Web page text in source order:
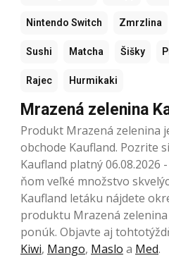
Nintendo Switch Zmrzlina
Sushi Matcha Šišky
Rajec Hurmikaki
Mrazená zelenina
Produkt Mrazená zelenina
obchode Kaufland. Pozrite
Kaufland platný 06.08.2026
ňom veľké množstvo
Kaufland letáku nájdete
produktu Mrazená
ponúk. Objavte aj
Kiwi, Mango, Maslo a Med.